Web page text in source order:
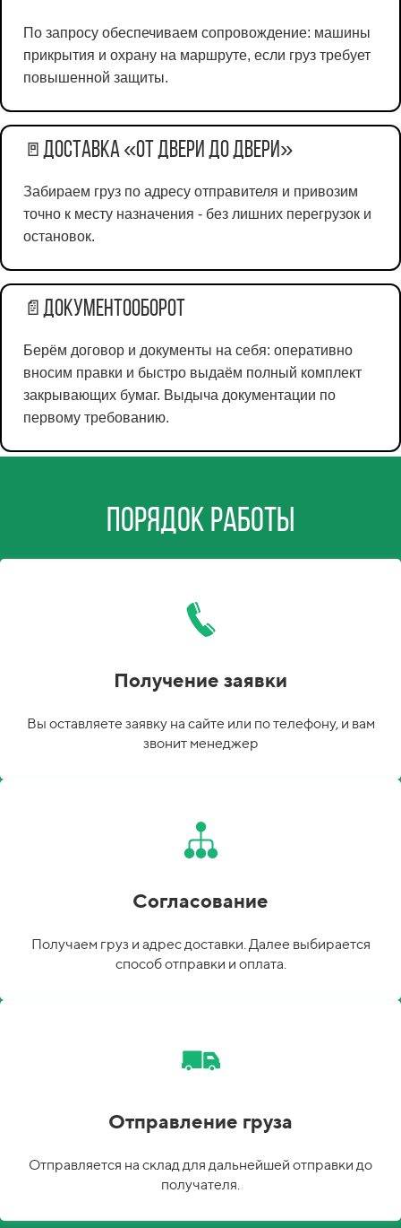
По запросу обеспечиваем сопровождение: машины
прикрытия и охрану на маршруте, если груз требует
повышенной защиты.
🚪 Доставка «от двери до двери»
Забираем груз по адресу отправителя и привозим
точно к месту назначения - без лишних перегрузок и
остановок.
📄 Документооборот
Берём договор и документы на себя: оперативно
вносим правки и быстро выдаём полный комплект
закрывающих бумаг. Выдыча документации по
первому требованию.
Порядок работы
Получение заявки
Вы оставляете заявку на сайте или по телефону, и вам
звонит менеджер
Согласование
Получаем груз и адрес доставки. Далее выбирается
способ отправки и оплата.
Отправление груза
Отправляется на склад для дальнейшей отправки до
получателя.